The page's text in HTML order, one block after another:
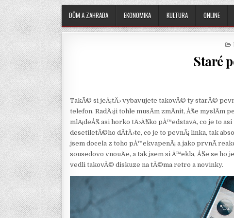
DŮM A ZAHRADA EKONOMIKA KULTURA ONLINE
Staré
TakÃ© si jeÅ¡tÄ› vybavujete takovÃ© ty starÃ©
telefon. RadÄ›ji tohle musÃ­m zmÃ­nit, Å¾e myslÃ­m
mlÃ¡deÅ¾ asi horko tÄ›Å¾ko pÅ™edstavÃ­, co je to
desetiletÃ©ho dÃ­tÄ›te, co je to pevnÃ¡ linka, tak
jsem docela z toho pÅ™ekvapenÃ¡ a jako prvnÃ­
sousedovo vnouÄe, a tak jsem si Å™ekla, Å¾e se ho
vedli takovÃ© diskuze na tÃ©ma retro a novinky.